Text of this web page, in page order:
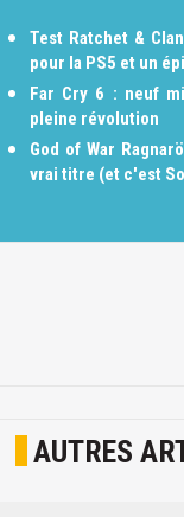
Test Ratchet &
pour la PS5 et un
Far Cry 6 : neuf
pleine révolution
God of War
vrai titre (et c'est
AUTRES